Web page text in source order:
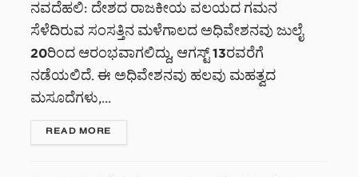
ನವದೆಹಲಿ: ದೇಶದ ರಾಜಕೀಯ ವಲಯದ ಗಮನ
ಸೆಳೆದಿರುವ ಸಂಸತ್ತಿನ ಮಳೆಗಾಲದ ಅಧಿವೇಶನವು ಜುಲೈ
20ರಿಂದ ಆರಂಭವಾಗಲಿದ್ದು, ಆಗಸ್ಟ್ 13ರವರೆಗೆ
ನಡೆಯಲಿದೆ. ಈ ಅಧಿವೇಶನವು ಹಲವು ಮಹತ್ವದ
ಮಸೂದೆಗಳು,...
READ MORE